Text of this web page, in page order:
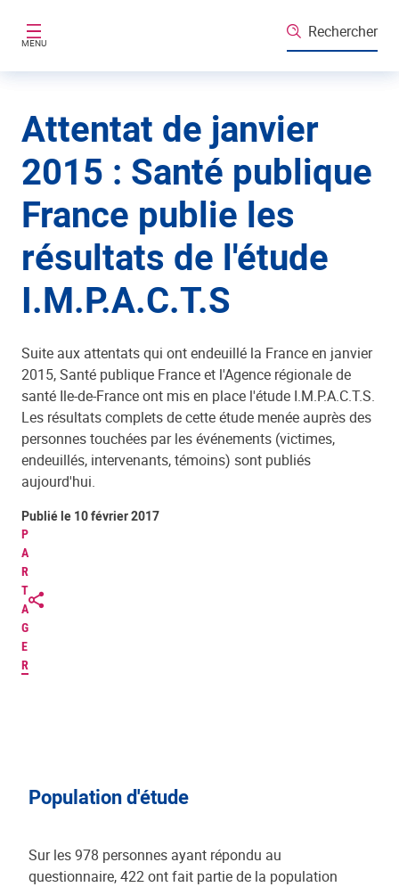
MENU
Rechercher
Attentat de janvier
2015 : Santé publique
France publie les
résultats de l'étude
I.M.P.A.C.T.S
Suite aux attentats qui ont endeuillé la France en janvier
2015, Santé publique France et l'Agence régionale de
santé Ile-de-France ont mis en place l'étude I.M.P.A.C.T.S.
Les résultats complets de cette étude menée auprès des
personnes touchées par les événements (victimes,
endeuillés, intervenants, témoins) sont publiés
aujourd'hui.
P
A
R
T
A
G
E
R
Publié le 10 février 2017
Population d'étude
Sur les 978 personnes ayant répondu au
questionnaire, 422 ont fait partie de la population